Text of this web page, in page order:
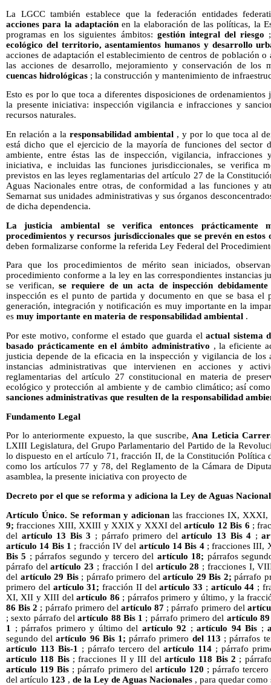
La LGCC también establece que la federación entidades
acciones para la adaptaciónen la elaboración de las políticas, la
programas en los siguientes ámbitos: gestión integral del riesgo
ecológico del territorio, asentamientos humanos y desarrollo
acciones de adaptación el establecimiento de centros de población o
las acciones de desarrollo, mejoramiento y conservación de los
cuencas hidrológicas ; la construcción y mantenimiento de
Esto es por lo que toca a diferentes disposiciones de
la presente iniciativa: inspección vigilancia e infracciones y
recursos naturales.
En relación a la responsabilidad ambiental , y por lo que toca al
está dicho que el ejercicio de la mayoría de funciones del sector
ambiente, entre éstas las de inspección, vigilancia, infracciones
iniciativa, e incluidas las funciones jurisdiccionales, se verifica
previstos en las leyes reglamentarias del artículo 27 de la
Aguas Nacionales entre otras, de conformidad a las funciones y
Semarnat sus unidades administrativas y sus órganos
de dicha dependencia.
La justicia ambiental se verifica entonces prácticamente
procedimientos y recursos jurisdiccionales que se prevén en estos
deben formalizarse conforme la referida Ley Federal del
Para que los procedimientos de mérito sean iniciados,
procedimiento conforme a la ley en las correspondientes instancias
se verifican,se requiere de un acta de inspección
inspección es el punto de partida y documento en que se basa el
generación, integración y notificación es muy importante en la
es muy importante en materia de responsabilidad ambiental .
Por este motivo, conforme el estado que guarda elactual sistema
basado prácticamente en el ámbito administrativo , la eficiente
justicia depende de la eficacia en la inspección y vigilancia de los
instancias administrativas que intervienen en acciones y
reglamentarias del artículo 27 constitucional en materia de
ecológico y protección al ambiente y de cambio climático; así
sanciones administrativas que resulten de la responsabilidad
Fundamento Legal
Por lo anteriormente expuesto, la que suscribe,Ana Leticia
LXIII Legislatura, del Grupo Parlamentario del Partido de la
lo dispuesto en el artículo 71, fracción II, de la Constitución Política
como los artículos 77 y 78, del Reglamento de la Cámara de
asamblea, la presente iniciativa con proyecto de
Decreto por el que se reforma y adiciona la Ley de Aguas
Artículo Único. Se reforman y adicionan las fracciones IX,
9; fracciones XIII, XXIII y XXIX y XXXI delartículo 12 Bis 6 ;
del artículo 13 Bis 3 ; párrafo primero delartículo 13 Bis 4 ;
artículo 14 Bis 1 ; fracción IV del artículo 14 Bis 4; fracciones III,
Bis 5 ; párrafos segundo y tercero del artículo 18; párrafos
párrafo delartículo 23 ; fracción I del artículo 28 ; fracciones I,
del artículo 29 Bis; párrafo primero del artículo 29 Bis 2; párrafo
primero del artículo 31; fracción II delartículo 33 ; artículo 44 ;
XI, XII y XIII delartículo 86 ; párrafos primero y último, y la
86 Bis 2 ; párrafo primero delartículo 87 ; párrafo primero del
; sexto párrafo delartículo 88 Bis 1 ; párrafo primero del artículo 89
1
; párrafos primero y último del artículo 92 ; artículo 94 Bis ;
segundo delartículo 96 Bis 1;párrafo primero del 113 ; párrafos
artículo 113 Bis-1
; párrafo tercero del artículo 114 ; párrafo
artículo 118 Bis; fracciones II y III delartículo 118 Bis 2 ;
artículo 119 Bis ; párrafo primero del artículo 120 ; párrafo
del artículo 123 , de la Ley de Aguas Nacionales , para quedar como